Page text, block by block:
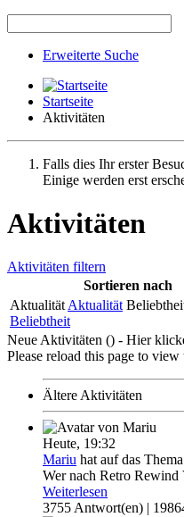
Erweiterte Suche
Startseite
Aktivitäten
Falls dies Ihr erster
Einige werden erst
Aktivitäten
Aktivitäten filtern
Sortieren nach
AktualitätAktualität
Beliebtheit
Neue Aktivitäten () - Hier
Please reload this page to
Ältere Aktivitäten
Heute, 19:32
Mariu hat auf das Thema
Wer nach Retro Rewind
Weiterlesen
3755 Antwort(en) |